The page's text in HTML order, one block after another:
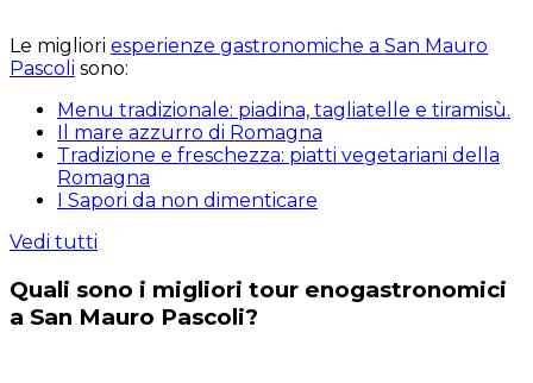
Le migliori esperienze gastronomiche a San Mauro
Pascoli sono:
Menu tradizionale: piadina, tagliatelle e tiramisù.
Il mare azzurro di Romagna
Tradizione e freschezza: piatti vegetariani della
Romagna
I Sapori da non dimenticare
Vedi tutti
Quali sono i migliori tour enogastronomici
a San Mauro Pascoli?